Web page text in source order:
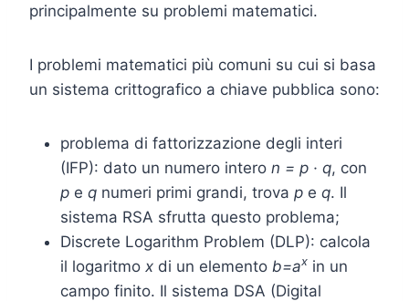
principalmente su problemi matematici.
I problemi matematici più comuni su cui si basa
un sistema crittografico a chiave pubblica sono:
problema di fattorizzazione degli interi
(IFP): dato un numero intero n = p · q, con
p e q numeri primi grandi, trova p e q. Il
sistema RSA sfrutta questo problema;
Discrete Logarithm Problem (DLP): calcola
il logaritmo x di un elemento b=ax in un
campo finito. Il sistema DSA (Digital